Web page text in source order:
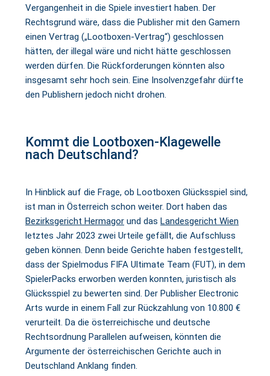
Vergangenheit in die Spiele investiert haben. Der
Rechtsgrund wäre, dass die Publisher mit den Gamern
einen Vertrag („Lootboxen-Vertrag“) geschlossen
hätten, der illegal wäre und nicht hätte geschlossen
werden dürfen. Die Rückforderungen könnten also
insgesamt sehr hoch sein. Eine Insolvenzgefahr dürfte
den Publishern jedoch nicht drohen.
Kommt die Lootboxen-Klagewelle
nach Deutschland?
In Hinblick auf die Frage, ob Lootboxen Glücksspiel sind,
ist man in Österreich schon weiter. Dort haben das
Bezirksgericht Hermagor und das Landesgericht Wien
letztes Jahr 2023 zwei Urteile gefällt, die Aufschluss
geben können. Denn beide Gerichte haben festgestellt,
dass der Spielmodus FIFA Ultimate Team (FUT), in dem
SpielerPacks erworben werden konnten, juristisch als
Glücksspiel zu bewerten sind. Der Publisher Electronic
Arts wurde in einem Fall zur Rückzahlung von 10.800 €
verurteilt. Da die österreichische und deutsche
Rechtsordnung Parallelen aufweisen, könnten die
Argumente der österreichischen Gerichte auch in
Deutschland Anklang finden.